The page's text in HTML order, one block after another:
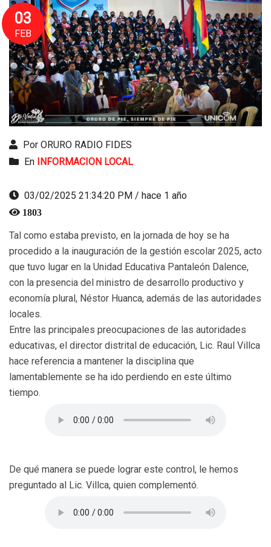
03
FEB
Por ORURO RADIO FIDES
En INFORMACION LOCAL
03/02/2025 21:34:20 PM / hace 1 año
1803
Tal como estaba previsto, en la jornada de hoy se ha
procedido a la inauguración de la gestión escolar 2025, acto
que tuvo lugar en la Unidad Educativa Pantaleón Dalence,
con la presencia del ministro de desarrollo productivo y
economía plural, Néstor Huanca, además de las autoridades
locales.
Entre las principales preocupaciones de las autoridades
educativas, el director distrital de educación, Lic. Raul Villca
hace referencia a mantener la disciplina que
lamentablemente se ha ido perdiendo en este último
tiempo.
De qué manera se puede lograr este control, le hemos
preguntado al Lic. Villca, quien complementó.